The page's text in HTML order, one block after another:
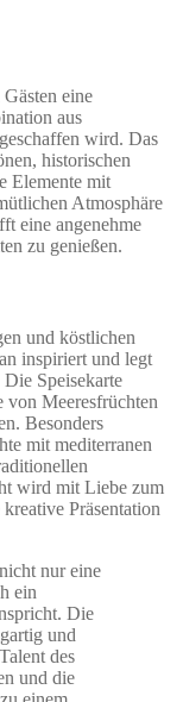
eine
aus
wird. Das
historischen
Elemente mit
Atmosphäre
eine angenehme
zu genießen.
und köstlichen
inspiriert und legt
Speisekarte
von Meeresfrüchten
Besonders
mit mediterranen
wird mit Liebe zum
Präsentation
nur eine
ein
Die
und
des
und die